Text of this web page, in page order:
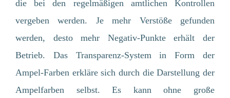
die bei den regelmäßigen amtlichen Kontrollen
vergeben werden. Je mehr Verstöße gefunden
werden, desto mehr Negativ-Punkte erhält der
Betrieb. Das Transparenz-System in Form der
Ampel-Farben erkläre sich durch die Darstellung der
Ampelfarben selbst. Es kann ohne große